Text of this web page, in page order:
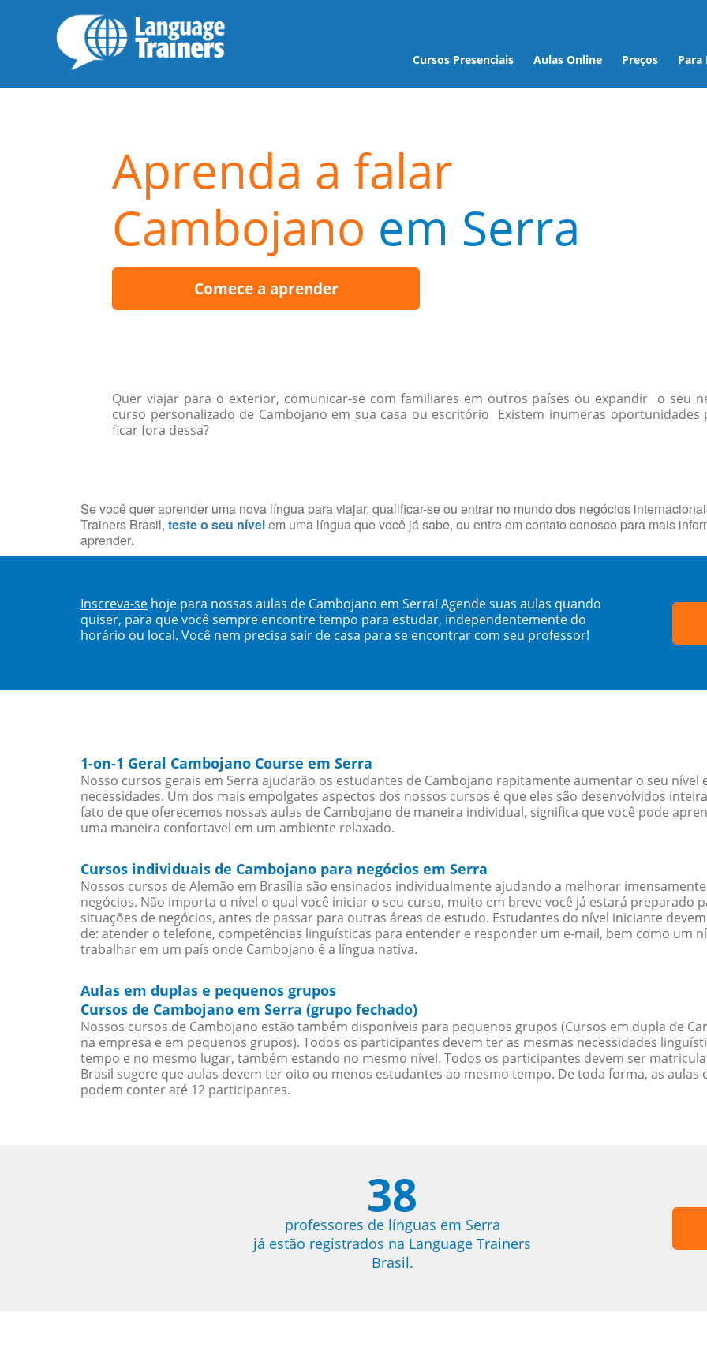
Cursos Presenciais Aulas Online Preços Para
Aprenda a falar
Cambojano em Serra
Comece a aprender
Quer viajar para o exterior, comunicar-se com familiares em outros países ou expandir o seu
curso personalizado de Cambojano em sua casa ou escritório Existem inumeras
ficar fora dessa?
Se você quer aprender uma nova língua para viajar, qualificar-se ou entrar no mundo dos negócios
Trainers Brasil, teste o seu nívelem uma língua que você já sabe, ou entre em contato conosco para mais
aprender.
Inscreva-se hoje para nossas aulas de Cambojano em Serra! Agende suas aulas quando
quiser, para que você sempre encontre tempo para estudar, independentemente do
horário ou local. Você nem precisa sair de casa para se encontrar com seu professor!
1-on-1 Geral Cambojano Course em Serra
Nosso cursos gerais em Serra ajudarão os estudantes de Cambojano rapitamente aumentar o seu nível
necessidades. Um dos mais empolgates aspectos dos nossos cursos é que eles são desenvolvidos
fato de que oferecemos nossas aulas de Cambojano de maneira individual, significa que você pode
uma maneira confortavel em um ambiente relaxado.
Cursos individuais de Cambojano para negócios em Serra
Nossos cursos de Alemão em Brasília são ensinados individualmente ajudando a melhorar
negócios. Não importa o nível o qual você iniciar o seu curso, muito em breve você já estará preparado
situações de negócios, antes de passar para outras áreas de estudo. Estudantes do nível iniciante
de: atender o telefone, competências linguísticas para entender e responder um e-mail, bem como um
trabalhar em um país onde Cambojano é a língua nativa.
Aulas em duplas e pequenos grupos
Cursos de Cambojano em Serra (grupo fechado)
Nossos cursos de Cambojano estão também disponíveis para pequenos grupos (Cursos em dupla de
na empresa e em pequenos grupos). Todos os participantes devem ter as mesmas necessidades
tempo e no mesmo lugar, também estando no mesmo nível. Todos os participantes devem ser
Brasil sugere que aulas devem ter oito ou menos estudantes ao mesmo tempo. De toda forma, as
podem conter até 12 participantes.
38
professores de línguas em Serra
já estão registrados na Language Trainers
Brasil.